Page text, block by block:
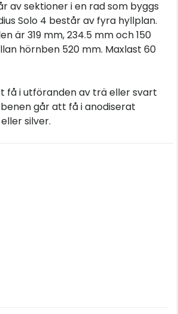
av sektioner i en rad som byggs
Solo 4 består av fyra hyllplan.
är 319 mm, 234.5 mm och 150
hörnben 520 mm. Maxlast 60
få i utföranden av trä eller svart
går att få i anodiserat
silver.